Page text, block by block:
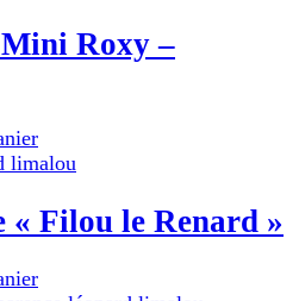
Roxy –
Filou le Renard »